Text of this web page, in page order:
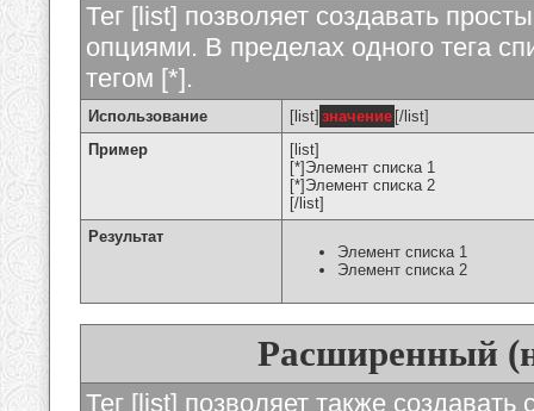
Тег [list] позволяет создавать
опциями. В пределах одного тега
тегом [*].
Использование [list] значение [/list]
Пример
[list]
[*]Элемент списка 1
[*]Элемент списка 2
[/list]
Результат
Элемент списка 1
Элемент списка 2
Расширенный
Тег [list] позволяет также